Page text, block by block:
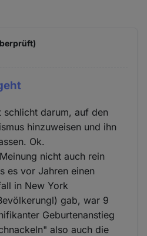
schlicht darum, auf den
hinzuweisen und ihn
Ok.
nicht auch rein
es vor Jahren einen
in New York
gab, war 9
Geburtenanstieg
also auch die